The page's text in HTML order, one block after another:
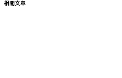
相關文章